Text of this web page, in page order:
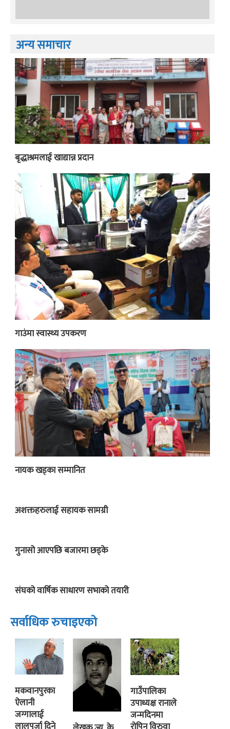
अन्य समाचार
बृद्धाश्रमलाई खाद्यान्न प्रदान
गाउंमा स्वास्थ्य उपकरण
नायक खड्का सम्मानित
अशक्तहरुलाई सहायक सामग्री
गुनासो आएपछि बजारमा छड्के
संघको वार्षिक साधारण सभाको तयारी
सर्वाधिक रुचाइएको
मकवानपुरका
ऐलानी
जग्गालाई
गाउँपालिका
उपाध्यक्ष रानाले
जन्मदिनमा